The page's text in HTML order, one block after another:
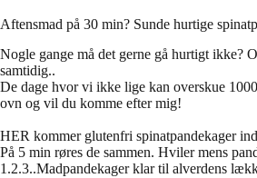
Aftensmad på 30 min? Sunde hurtige
Nogle gange må det gerne gå hurtigt ikke?
samtidig..
De dage hvor vi ikke lige kan overskue
ovn og vil du komme efter mig!
HER kommer glutenfri spinatpandekager
På 5 min røres de sammen. Hviler mens
1.2.3..Madpandekager klar til alverdens